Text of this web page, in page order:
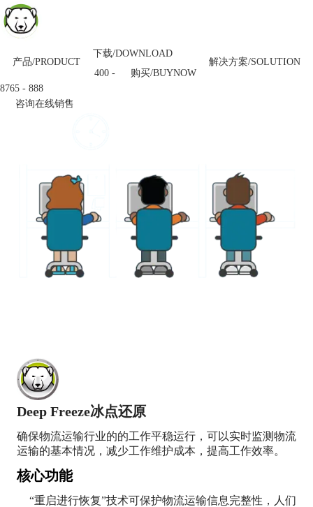
产品/PRODUCT 解决方案/SOLUTION
下载/DOWNLOAD
购买/BUYNOW
400 -
8765 - 888
咨询在线销售
Deep Freeze冰点还原
确保物流运输行业的的工作平稳运行，可以实时监测物流
运输的基本情况，减少工作维护成本，提高工作效率。
核心功能
“重启进行恢复”技术可保护物流运输信息完整性，人们